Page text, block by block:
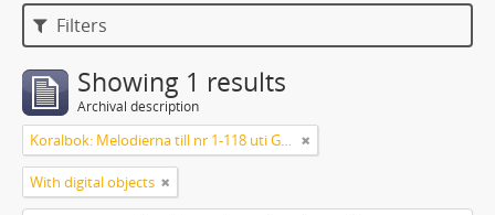
Filters
Showing 1 results
Archival description
Koralbok: Melodierna till nr 1-118 uti Gamla Psalmboken, enstämmigt satta
With digital objects